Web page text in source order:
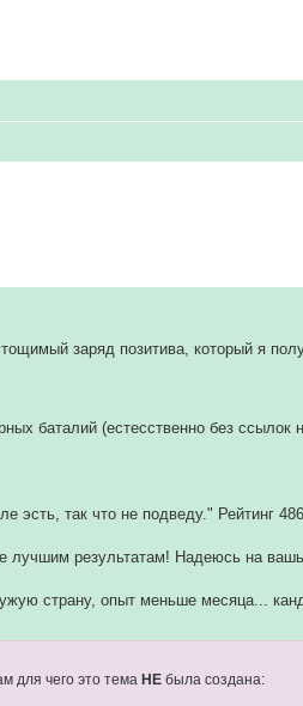
заряд позитива, который я
баталий (естесственно без ссылок
эсть, так что не подведу." Рейтинг
лучшим результатам! Надеюсь на
страну, опыт меньше месяца...
для чего это темаНЕ была создана: